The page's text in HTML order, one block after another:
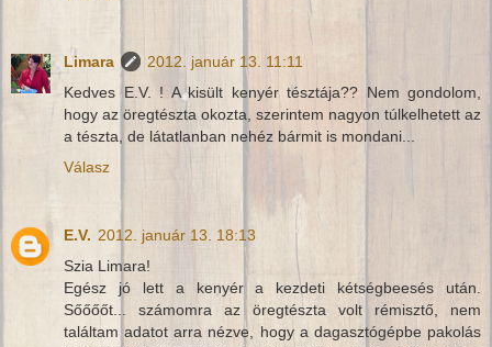
Limara
2012. január 13. 11:11
Kedves E.V. ! A kisült kenyér tésztája?? Nem gondolom,
hogy az öregtészta okozta, szerintem nagyon túlkelhetett az
a tészta, de látatlanban nehéz bármit is mondani...
Válasz
E.V. 2012. január 13. 18:13
Szia Limara!
Egész jó lett a kenyér a kezdeti kétségbeesés után.
Sőőőőt... számomra az öregtészta volt rémisztő, nem
találtam adatot arra nézve, hogy a dagasztógépbe pakolás